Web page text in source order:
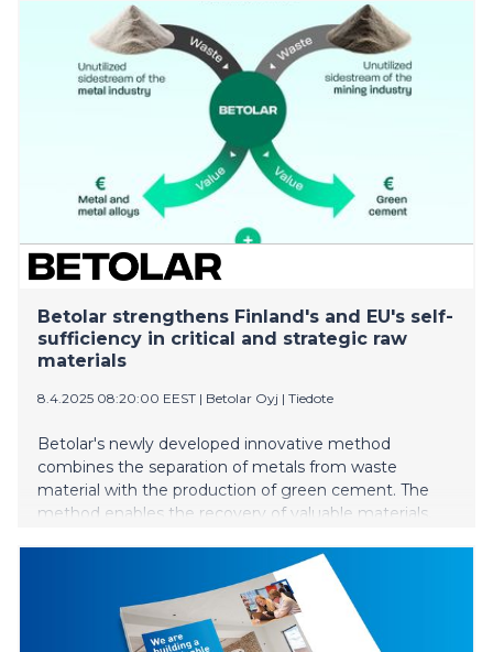
Betolar strengthens Finland's and EU's self-
sufficiency in critical and strategic raw
materials
8.4.2025 08:20:00 EEST | Betolar Oyj | Tiedote
Betolar's newly developed innovative method
combines the separation of metals from waste
material with the production of green cement. The
method enables the recovery of valuable materials,
high yields from the unused slags of the metal
industry and the tailings of the mining industry. In
addition, the key advantage of the method is the
further processing of the residual slag, purified from